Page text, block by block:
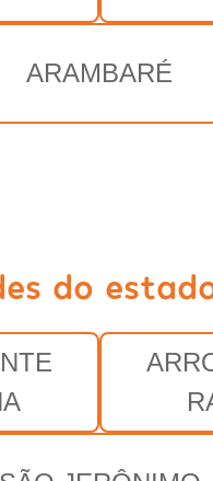
ARAMBARÉ
do